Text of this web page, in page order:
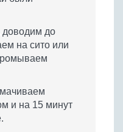
доводим до
на сито или
и на 15 минут